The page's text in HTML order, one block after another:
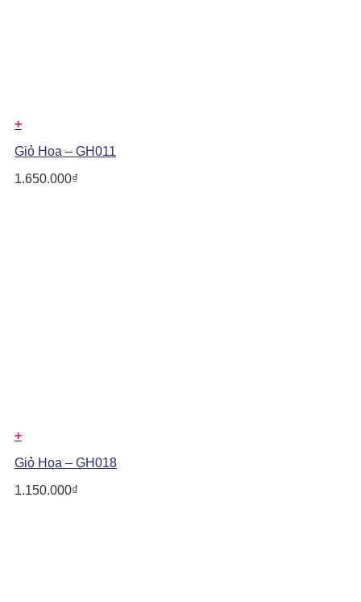
+
Giỏ Hoa – GH011
1.650.000₫
+
Giỏ Hoa – GH018
1.150.000₫